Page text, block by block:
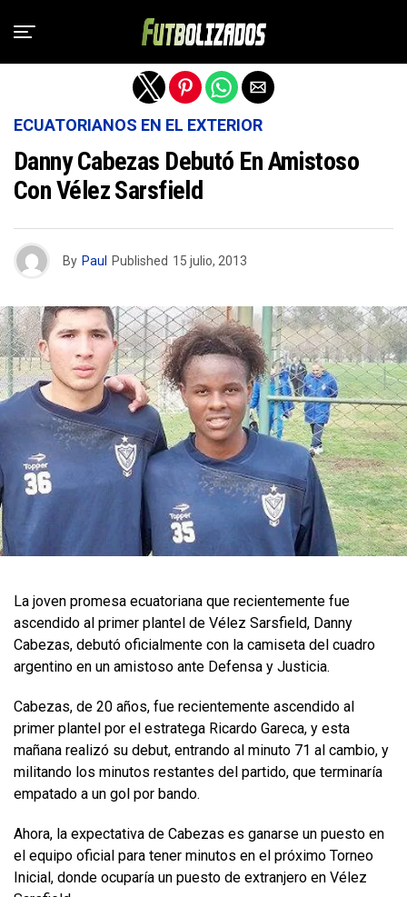
ECUATORIANOS EN EL EXTERIOR
Danny Cabezas Debutó En Amistoso
Con Vélez Sarsfield
By Paul Published 15 julio, 2013
La joven promesa ecuatoriana que recientemente fue
ascendido al primer plantel de Vélez Sarsfield, Danny
Cabezas, debutó oficialmente con la camiseta del cuadro
argentino en un amistoso ante Defensa y Justicia.
Cabezas, de 20 años, fue recientemente ascendido al
primer plantel por el estratega Ricardo Gareca, y esta
mañana realizó su debut, entrando al minuto 71 al cambio, y
militando los minutos restantes del partido, que terminaría
empatado a un gol por bando.
Ahora, la expectativa de Cabezas es ganarse un puesto en
el equipo oficial para tener minutos en el próximo Torneo
Inicial, donde ocuparía un puesto de extranjero en Vélez
Salir de la versión móvil